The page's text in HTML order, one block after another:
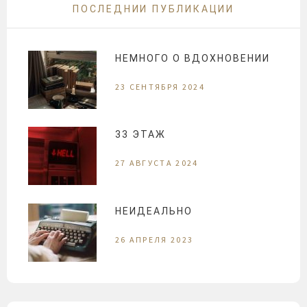
ПОСЛЕДНИИ ПУБЛИКАЦИИ
НЕМНОГО О ВДОХНОВЕНИИ
23 СЕНТЯБРЯ 2024
33 ЭТАЖ
27 АВГУСТА 2024
НЕИДЕАЛЬНО
26 АПРЕЛЯ 2023